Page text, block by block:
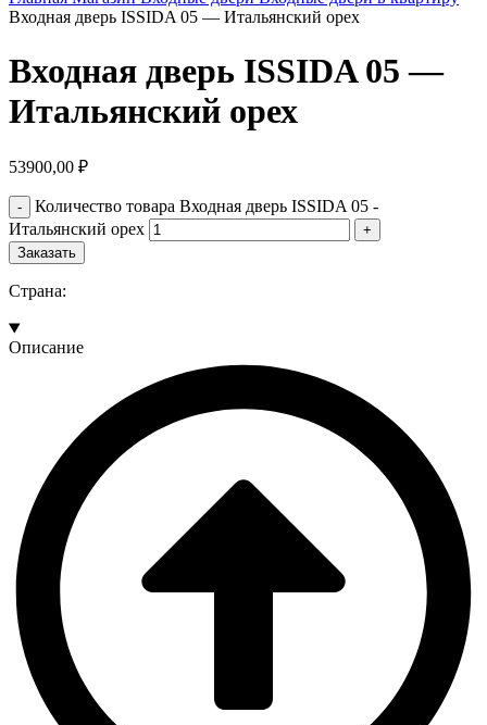
Входная дверь ISSIDA 05 — Итальянский орех
Входная дверь ISSIDA 05 —
Итальянский орех
53900,00 ₽
Количество товара Входная дверь ISSIDA 05 -
Итальянский орех
Заказать
Страна:
Описание